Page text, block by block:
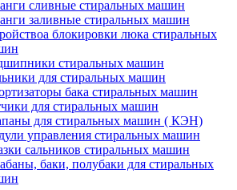
сливные стиральных машин
заливные стиральных машин
блокировки люка стиральных
стиральных машин
для стиральных машин
бака стиральных машин
для стиральных машин
для стиральных машин ( КЭН)
управления стиральных машин
сальников стиральных машин
баки, полубаки для стиральных